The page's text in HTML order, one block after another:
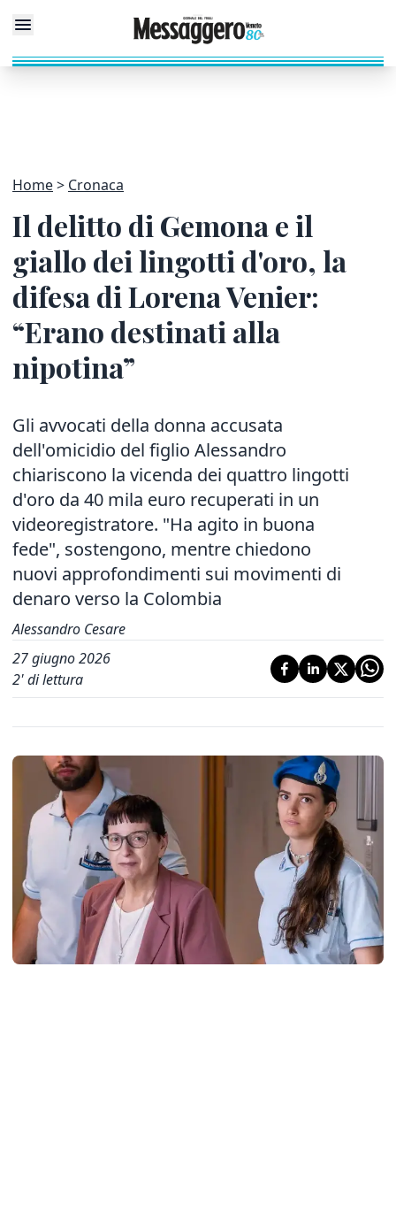
Home Cronaca
Il delitto di Gemona e il
giallo dei lingotti d'oro, la
difesa di Lorena Venier:
“Erano destinati alla
nipotina”
Gli avvocati della donna accusata
dell'omicidio del figlio Alessandro
chiariscono la vicenda dei quattro lingotti
d'oro da 40 mila euro recuperati in un
videoregistratore. "Ha agito in buona
fede", sostengono, mentre chiedono
nuovi approfondimenti sui movimenti di
denaro verso la Colombia
Alessandro Cesare
27 giugno 2026
2' di lettura